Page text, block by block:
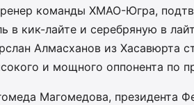
команды ХМАО-Югра,
в кик-лайте и серебряную в
Алмасханов из Хасавюрта
и мощного оппонента по
Магомедова, президента